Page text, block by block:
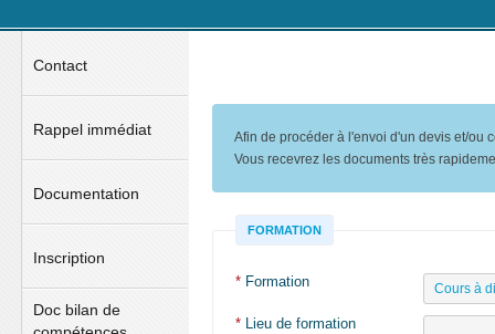
Contact
Rappel immédiat
Documentation
Inscription
Doc bilan de
Afin de procéder à l'envoi d'un devis et/ou
Vous recevrez les documents très
FORMATION
* Formation
* Lieu de formation